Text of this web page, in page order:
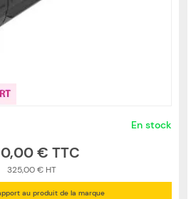
En stock
€
325,00 €
au produit de la marque